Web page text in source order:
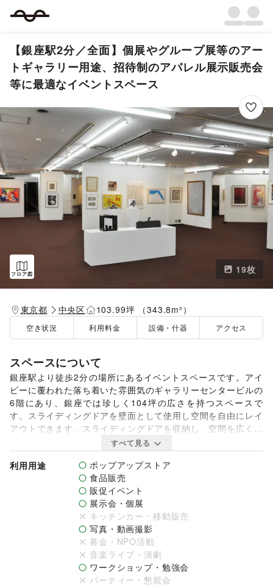
【銀座駅2分／全面】個展やグループ展等のアー
トギャラリー用途、招待制のアパレル展示販売会
等に最適なイベントスペース
フロア図 19枚
東京都 中央区 103.99坪 （343.8m²）
空き状況 利用料金 設備・什器 アクセス
スペースについて
銀座駅より徒歩2分の場所にあるイベントスペースです。アイ
ビーに覆われた落ち着いた雰囲気のギャラリーセンタービルの
6階にあり、銀座では珍しく104坪の広さを持つスペースで
す。スライディングドアを壁面として使用し空間を自由にレイ
アウトできます。スライディングドアを収納し、空間を広く使
うことも可能です。個展やグループ展等の展覧会や招待制の展
示販売会、各種セミナーやイベント、会議室や選挙事務所とし
て等、様々な用途でご利用頂けます。是非お気軽にお問い合わ
【利用可能時間】
【スペース詳細】
スペース：104坪
壁面：130メートル
すべて見る
利用用途
ポップアップストア
食品販売
販促イベント
展示会・個展
キッチンカー・移動販売
写真・動画撮影
募金・NPO活動
音楽ライブ・演劇
ワークショップ・勉強会
パーティー・懇親会